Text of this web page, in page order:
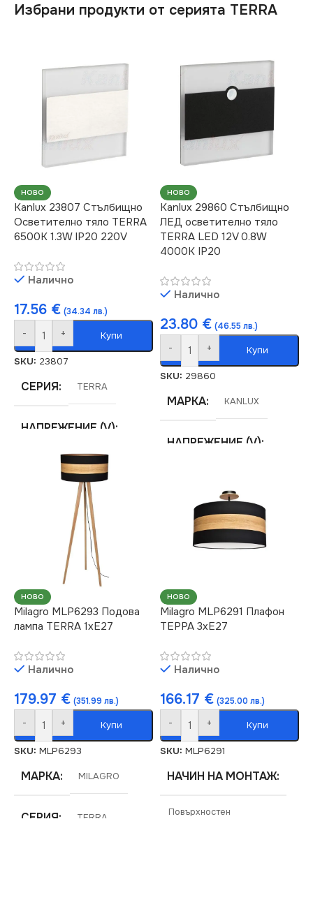
Избрани продукти от серията TERRA
НОВО
Kanlux 23807 Стълбищно
Осветително тяло TERRA
6500K 1.3W IP20 220V
Налично
17.56 € (34.34 лв.)
- + Купи
SKU: 23807
СЕРИЯ TERRA
НАПРЕЖЕНИЕ (V)
СТЕПЕН НА ЗАЩИТА
СВЕТЛИНЕН ПОТОК
(LM)
15
МОЩНОСТ (W)
ЦВЕТНА
ТЕМПЕРАТУРА (K)
НАЧИН НА МОНТАЖ
НОВО
Kanlux 29860 Стълбищно
ЛЕД осветително тяло
TERRA LED 12V 0.8W
4000K IP20
Налично
23.80 € (46.55 лв.)
- + Купи
SKU: 29860
МАРКА KANLUX
НАПРЕЖЕНИЕ (V)
СЕРИЯ TERRA
4000
СВЕТЛИНЕН ПОТОК
(LM)
14
СТЕПЕН НА ЗАЩИТА
IP20
МОЩНОСТ (W)
НОВО
Milagro MLP6293 Подова
лампа TERRA 1xE27
Налично
179.97 € (351.99 лв.)
- + Купи
SKU: MLP6293
МАРКА MILAGRO
СЕРИЯ TERRA
НОВО
Milagro MLP6291 Плафон
ТЕРРА 3хЕ27
Налично
166.17 € (325.00 лв.)
- + Купи
SKU: MLP6291
НАЧИН НА МОНТАЖ
Повърхностен